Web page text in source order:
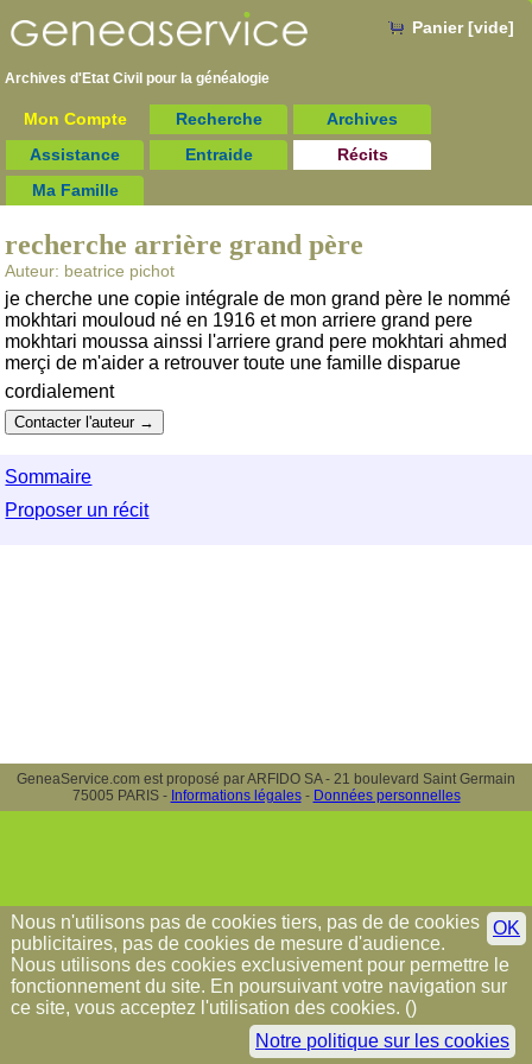
Panier [vide]
Archives d'Etat Civil pour lagénéalogie
Mon Compte Recherche
Archives
Assistance
Entraide
Récits
Ma Famille
recherche arrière grand père
Auteur: beatrice pichot
je cherche une copie intégrale de mon grand père le nommé
mokhtari mouloud né en 1916 et mon arriere grand pere
mokhtari moussa ainssi l'arriere grand pere mokhtari ahmed
merçi de m'aider a retrouver toute une famille disparue
cordialement
Sommaire
Proposer un récit
GeneaService.com est proposé par ARFIDO SA - 21 boulevard Saint Germain
75005 PARIS - Informations légales- Données personnelles
OK
Nous n'utilisons pas de cookies tiers, pas de de cookies
publicitaires, pas de cookies de mesure d'audience.
Nous utilisons des cookies exclusivement pour permettre le
fonctionnement du site. En poursuivant votre navigation sur
ce site, vous acceptez l'utilisation des cookies. (
Notre politique sur les cookies
)